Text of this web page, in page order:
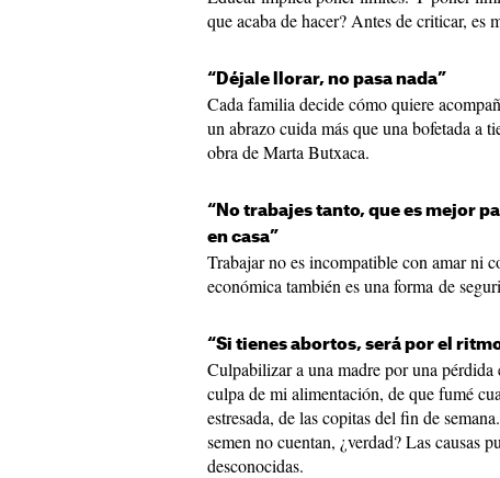
que acaba de hacer? Antes de criticar, es
“Déjale llorar, no pasa nada”
Cada familia decide cómo quiere
un abrazo cuida más que una bofetada a
obra de Marta Butxaca.
“No trabajes tanto, que es mejor
en casa”
Trabajar no es incompatible con amar ni
económica también es una forma de
“Si tienes abortos, será por el
Culpabilizar a una madre por una
culpa de mi alimentación, de que fumé
estresada, de las copitas del fin de
semen no cuentan, ¿verdad? Las causas
desconocidas.